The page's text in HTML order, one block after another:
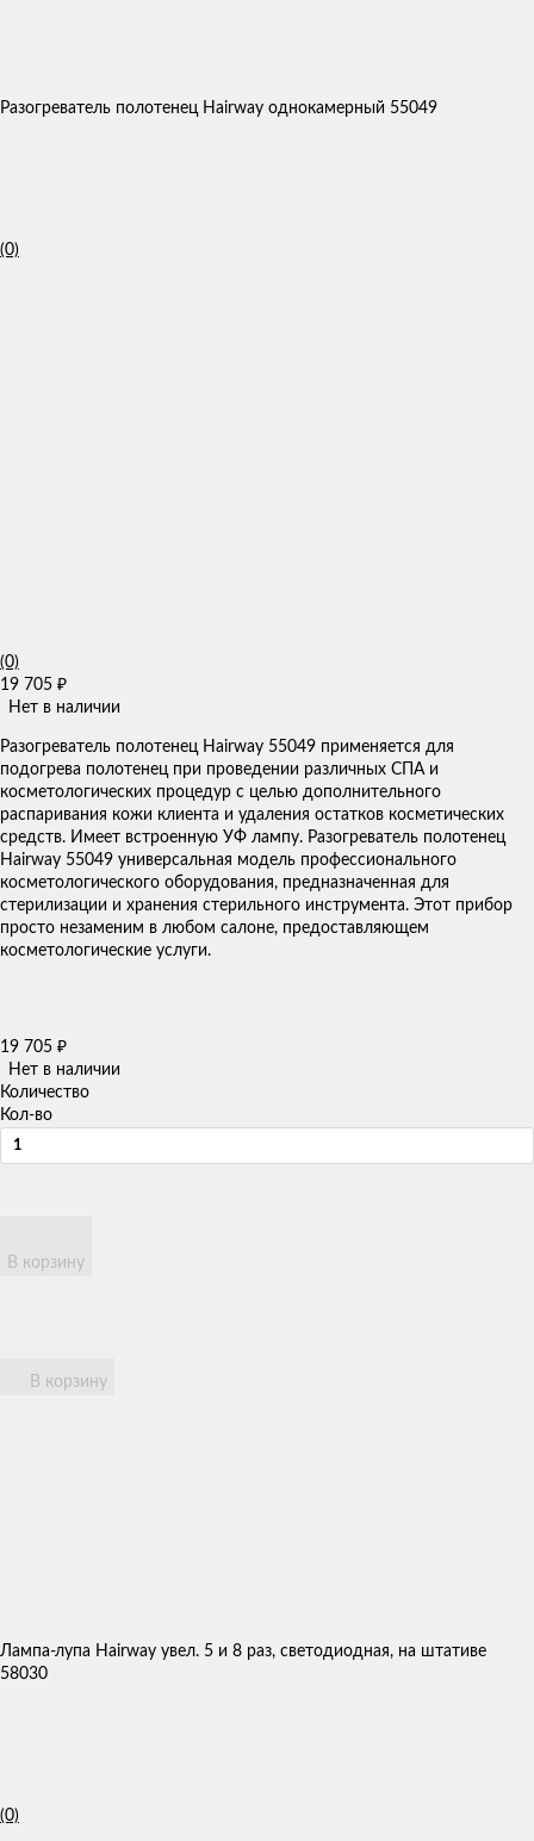
Разогреватель полотенец Hairway однокамерный 55049
(0)
(0)
19 705 ₽
Нет в наличии
Разогреватель полотенец Hairway ​55049 ​применяется для
подогрева полотенец при проведении различных СПА и
косметологических процедур с целью дополнительного
распаривания кожи клиента и удаления остатков косметических
средств. Имеет встроенную УФ лампу. Разогреватель полотенец
Hairway ​55049​ универсальная модель профессионального
косметологического оборудования, предназначенная для
стерилизации и хранения стерильного инструмента. Этот прибор
просто незаменим в любом салоне, предоставляющем
косметологические услуги.​
19 705 ₽
Нет в наличии
Количество
Кол-во
В корзину
В корзину
Лампа-лупа Hairway увел. 5 и 8 раз, светодиодная, на штативе
58030
(0)